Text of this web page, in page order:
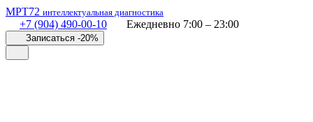
МРТ72 интеллектуальная диагностика
+7 (904) 490-00-10 Ежедневно 7:00 – 23:00
Записаться -20%